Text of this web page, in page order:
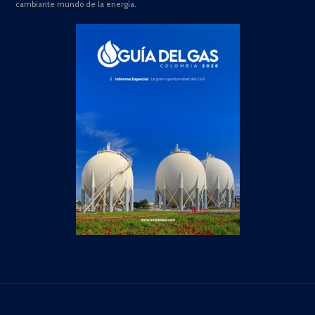
cambiante mundo de la energía.